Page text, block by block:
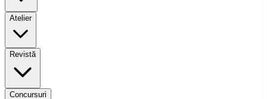
Atelier
Revistă
Concursuri